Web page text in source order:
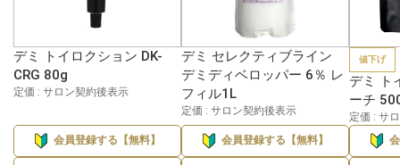
デミ トイロクション DK-
CRG 80g
定価 : サロン契約後表示
会員登録する【無料】
デミ セレクティブライン
デミディベロッパー 6％ レ
フィル1L
定価 : サロン契約後表示
会員登録する【無料】
値下げ
デミ ト
ーチ
定価 : サ